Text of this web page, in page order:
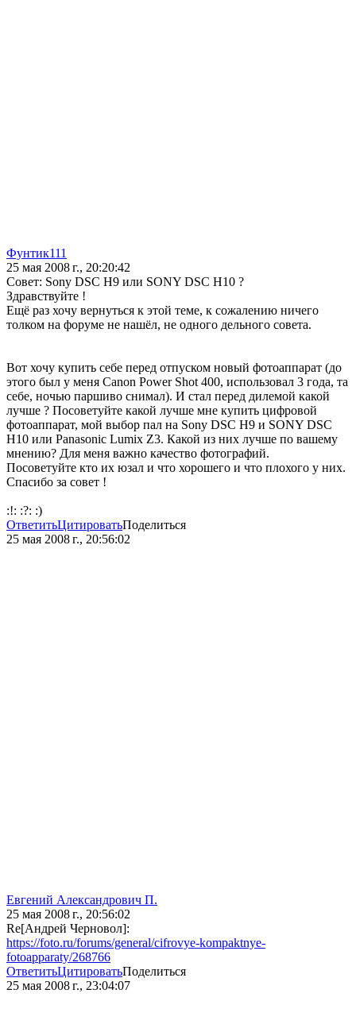
Фунтик111
25 мая 2008 г., 20:20:42
Совет: Sony DSC H9 или SONY DSC H10 ?
Здравствуйте !
Ещё раз хочу вернуться к этой теме, к сожалению ничего
толком на форуме не нашёл, не одного дельного совета.
Вот хочу купить себе перед отпуском новый фотоаппарат (до
этого был у меня Canon Power Shot 400, использовал 3 года, та
себе, ночью паршиво снимал). И стал перед дилемой какой
лучше ? Посоветуйте какой лучше мне купить цифровой
фотоаппарат, мой выбор пал на Sony DSC H9 и SONY DSC
H10 или Panasonic Lumix Z3. Какой из них лучше по вашему
мнению? Для меня важно качество фотографий.
Посоветуйте кто их юзал и что хорошего и что плохого у них.
Спасибо за совет !
:!: :?: :)
ОтветитьЦитироватьПоделиться
25 мая 2008 г., 20:56:02
Евгений Александрович П.
25 мая 2008 г., 20:56:02
Re[Андрей Черновол]:
https://foto.ru/forums/general/cifrovye-kompaktnye-
fotoapparaty/268766
ОтветитьЦитироватьПоделиться
25 мая 2008 г., 23:04:07